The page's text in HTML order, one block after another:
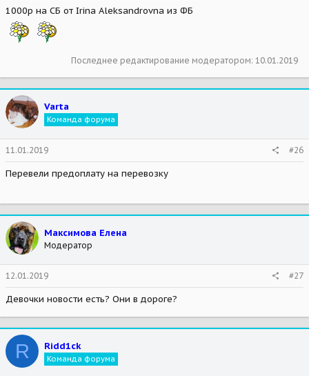
1000р на СБ от Irina Aleksandrovna из ФБ
Последнее редактирование модератором: 10.01.2019
Varta
Команда форума
11.01.2019 #26
Перевели предоплату на перевозку
Максимова Елена
Модератор
12.01.2019 #27
Девочки новости есть? Они в дороге?
R Ridd1ck
Команда форума